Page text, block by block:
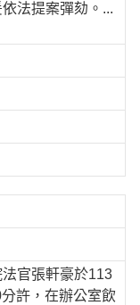
法提案彈劾。 ...
官張軒豪於113
許，在辦公室飲